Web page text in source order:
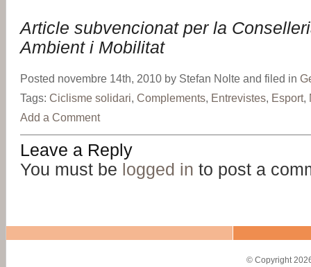
Article subvencionat per la
Ambient i Mobilitat
Posted novembre 14th, 2010 by Stefan Nolte and filed in
Tags: Ciclisme solidari, Complements, Entrevistes, Esport,
Add a Comment
Leave a Reply
You must be logged in to post a
© Copyright